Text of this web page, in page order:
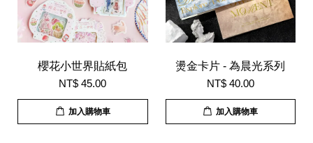
櫻花小世界貼紙包
NT$ 45.00
加入購物車
燙金卡片 - 為晨光系列
NT$ 40.00
加入購物車